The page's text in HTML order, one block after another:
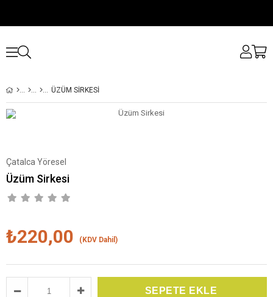
ÜZÜM SIRKESI
Çatalca Yöresel
Üzüm Sirkesi
₺220,00 (KDV Dahil)